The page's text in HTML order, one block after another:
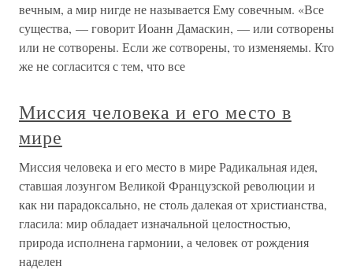
вечным, а мир нигде не называется Ему совечным. «Все
существа, — говорит Иоанн Дамаскин, — или сотворены
или не сотворены. Если же сотворены, то изменяемы. Кто
же не согласится с тем, что все
Миссия человека и его место в
мире
Миссия человека и его место в мире Радикальная идея,
ставшая лозунгом Великой Французской революции и
как ни парадоксально, не столь далекая от христианства,
гласила: мир обладает изначальной целостностью,
природа исполнена гармонии, а человек от рождения
наделен